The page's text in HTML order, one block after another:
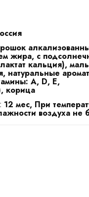
жира, с
кальция),
натуральные
А, D, E,
корица
12 мес, При
воздуха не